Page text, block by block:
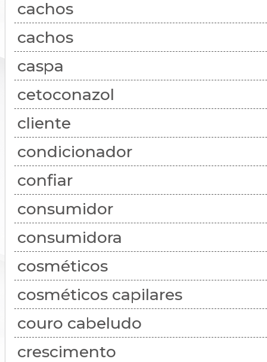
cachos
cachos
caspa
cetoconazol
cliente
condicionador
confiar
consumidor
consumidora
cosméticos
cosméticos capilares
couro cabeludo
crescimento